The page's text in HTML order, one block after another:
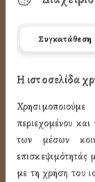
Συγκατάθεση
Η ιστοσελίδα
περιεχομένου
των μέσων
επισκεψιμότητάς
με τη χρήση του